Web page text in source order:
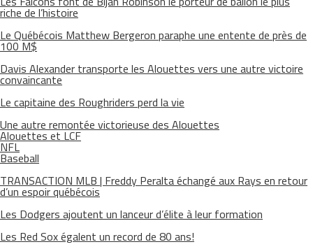
riche de l’histoire
Le Québécois Matthew Bergeron paraphe une entente de près de
100 M$
Davis Alexander transporte les Alouettes vers une autre victoire
convaincante
Le capitaine des Roughriders perd la vie
Une autre remontée victorieuse des Alouettes
Alouettes et LCF
NFL
Baseball
TRANSACTION MLB | Freddy Peralta échangé aux Rays en retour
d’un espoir québécois
Les Dodgers ajoutent un lanceur d’élite à leur formation
Les Red Sox égalent un record de 80 ans!